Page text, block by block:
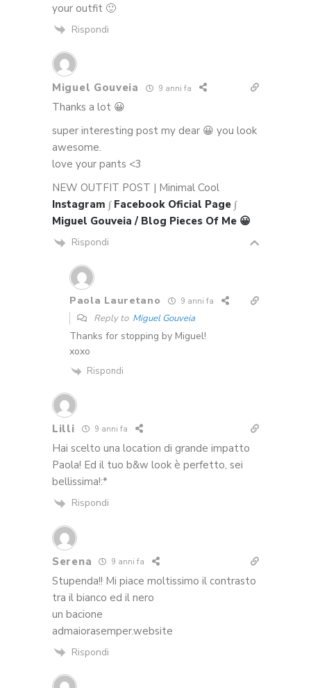
your outfit 🙂
Rispondi
Miguel Gouveia 9 anni fa
Thanks a lot 😀
super interesting post my dear 😀 you look
awesome.
love your pants <3
NEW OUTFIT POST | Minimal Cool
Instagram ∫ Facebook Oficial Page ∫
Miguel Gouveia / Blog Pieces Of Me 😀
Rispondi
Paola Lauretano 9 anni fa
Reply to Miguel Gouveia
Thanks for stopping by Miguel!
xoxo
Rispondi
Lilli 9 anni fa
Hai scelto una location di grande impatto
Paola! Ed il tuo b&w look è perfetto, sei
bellissima!:*
Rispondi
Serena 9 anni fa
Stupenda!! Mi piace moltissimo il contrasto
tra il bianco ed il nero
un bacione
admaiorasemper.website
Rispondi